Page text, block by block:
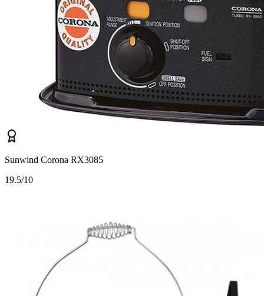
Sunwind Corona RX3085
19.5/10